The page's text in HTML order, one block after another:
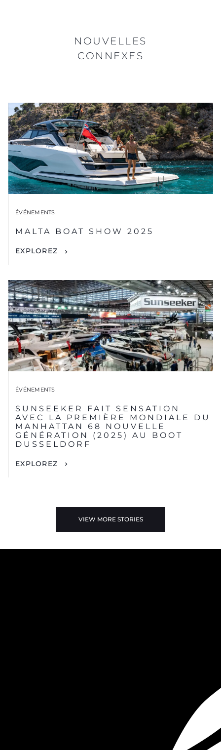
NOUVELLES
CONNEXES
ÉVÉNEMENTS
MALTA BOAT SHOW 2025
EXPLOREZ
ÉVÉNEMENTS
SUNSEEKER FAIT SENSATION
AVEC LA PREMIÈRE MONDIALE DU
MANHATTAN 68 NOUVELLE
GÉNÉRATION (2025) AU BOOT
DUSSELDORF
EXPLOREZ
VIEW MORE STORIES